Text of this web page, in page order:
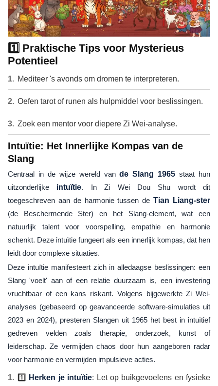
1️⃣ Praktische Tips voor Mysterieus
Potentieel
Mediteer 's avonds om dromen te interpreteren.
Oefen tarot of runen als hulpmiddel voor beslissingen.
Zoek een mentor voor diepere Zi Wei-analyse.
Intuïtie: Het Innerlijke Kompas van de
Slang
Centraal in de wijze wereld vande Slang 1965 staat hun
uitzonderlijke intuïtie. In Zi Wei Dou Shu wordt dit
toegeschreven aan de harmonie tussen deTian Liang-ster
(de Beschermende Ster) en het Slang-element, wat een
natuurlijk talent voor voorspelling, empathie en harmonie
schenkt. Deze intuïtie fungeert als een innerlijk kompas, dat hen
leidt door complexe situaties.
Deze intuïtie manifesteert zich in alledaagse beslissingen: een
Slang 'voelt' aan of een relatie duurzaam is, een investering
vruchtbaar of een kans riskant. Volgens bijgewerkte Zi Wei-
analyses (gebaseerd op geavanceerde software-simulaties uit
2023 en 2024), presteren Slangen uit 1965 het best in intuïtief
gedreven velden zoals therapie, onderzoek, kunst of
leiderschap. Ze vermijden chaos door hun aangeboren radar
voor harmonie en vermijden impulsieve acties.
1️⃣ Herken je intuïtie: Let op buikgevoelens en fysieke